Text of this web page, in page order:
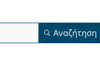
Αναζήτηση